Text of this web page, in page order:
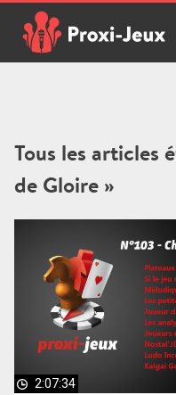
content
Tous les articles
de Gloire »
2:07:34